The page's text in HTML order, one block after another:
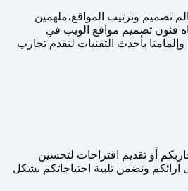
وترتيب المواقع،ملهمين
تصميم مواقع الويب في
وإلمامنا بأحدث التقنيات لنقدم تجارب
أو تقديم اقتراحات لتحسين
آرائكم ونضمن تلبية احتياجاتكم بشكل